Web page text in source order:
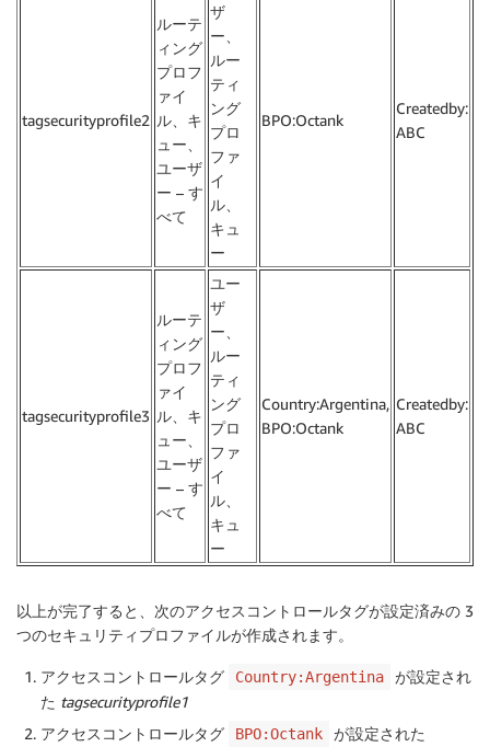
tagsecurityprofile2
ルーテ
ィング
プロフ
ァイ
ル、キ
ュー、
ユーザ
ー – す
べて
ザ
ー、
ルー
ティ
ング
プロ
ファ
イ
ル、
キュ
ー
BPO:Octank
Createdby:
ABC
tagsecurityprofile3
ルーテ
ィング
プロフ
ァイ
ル、キ
ュー、
ユーザ
ー – す
べて
ユー
ザ
ー、
ルー
ティ
ング
プロ
ファ
イ
ル、
キュ
ー
Country:Argentina,
BPO:Octank
Createdby:
ABC
以上が完了すると、次のアクセスコントロールタグが設定済みの 3
つのセキュリティプロファイルが作成されます。
アクセスコントロールタグ Country:Argentina
が設定され
た tagsecurityprofile1
アクセスコントロールタグ
BPO:Octank
が設定された